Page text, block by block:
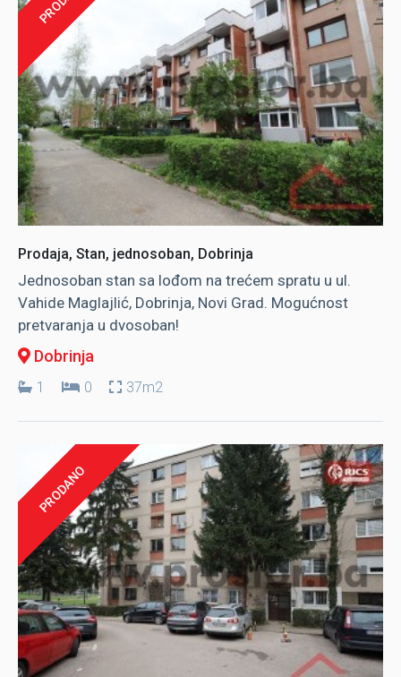
Prodaja, Stan, jednosoban, Dobrinja
Jednosoban stan sa lođom na trećem spratu u ul.
Vahide Maglajlić, Dobrinja, Novi Grad. Mogućnost
pretvaranja u dvosoban!
Dobrinja
1 0 37m2
PRODANO